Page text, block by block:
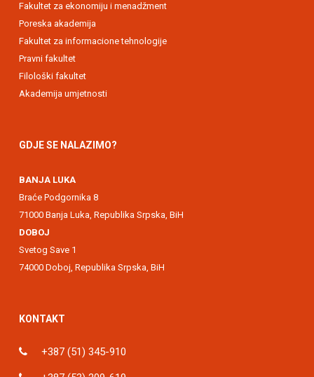
Fakultet za ekonomiju i menadžment
Poreska akademija
Fakultet za informacione tehnologije
Pravni fakultet
Filološki fakultet
Akademija umjetnosti
GDJE SE NALAZIMO?
BANJA LUKA
Braće Podgornika 8
71000 Banja Luka, Republika Srpska, BiH
DOBOJ
Svetog Save 1
74000 Doboj, Republika Srpska, BiH
KONTAKT
+387 (51) 345-910